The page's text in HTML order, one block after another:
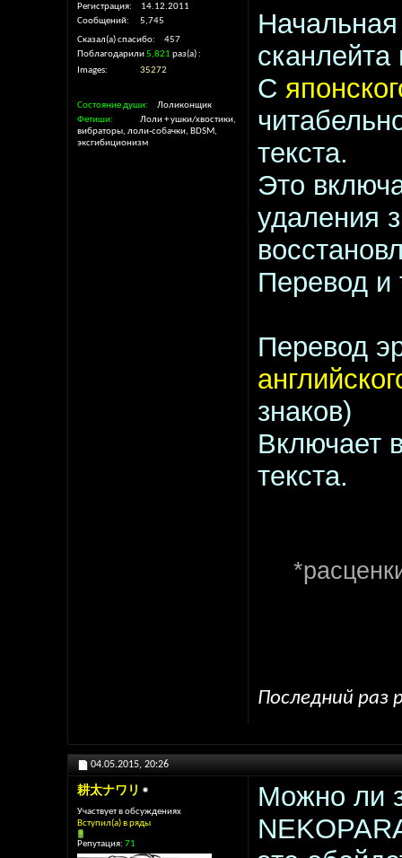
Регистрация
14.12.2011
Сообщений
5,745
Сказал(а) спасибо
457
Поблагодарили5,821 раз(а)
Images
35272
Состояние души
Лоликонщик
Фетиши
Лоли + ушки/хвостики,
вибраторы, лоли-собачки, BDSM,
эксгибиционизм
С
текста.
Это
удаления
Перевод и
Перевод
знаков)
Включает
текста.
Последний раз
04.05.2015, 20:26
耕太ナワリ
Участвует в обсуждениях
Вступил(а) в ряды
Репутация: 71
Можно ли